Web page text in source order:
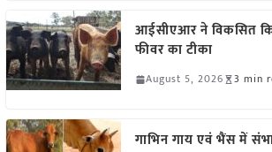
आईसीएआर ने विकसित
फीवर का टीका
August 5, 2026 3 min
गाभिन गाय एवं भैंस में